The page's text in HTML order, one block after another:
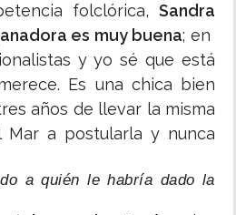
folclórica, Sandra
es muy buena; en
y yo sé que está
Es una chica bien
años de llevar la misma
Mar a postularla y nunca
a quién le habría dado la